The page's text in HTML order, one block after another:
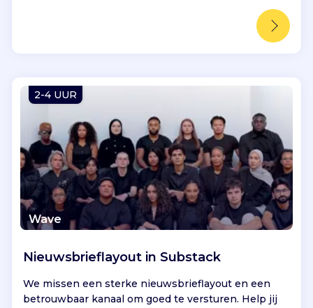
2-4 UUR
Wave
Nieuwsbrieflayout in Substack
We missen een sterke nieuwsbrieflayout en een
betrouwbaar kanaal om goed te versturen. Help jij